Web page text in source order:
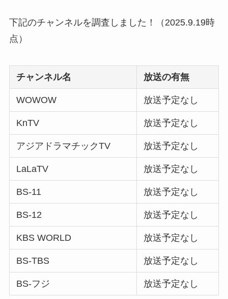
下記のチャンネルを調査しました！（2025.9.19時
点）
チャンネル名 放送の有無
WOWOW 放送予定なし
KnTV 放送予定なし
アジアドラマチックTV 放送予定なし
LaLaTV 放送予定なし
BS-11 放送予定なし
BS-12 放送予定なし
KBS WORLD 放送予定なし
BS-TBS 放送予定なし
BS-フジ 放送予定なし